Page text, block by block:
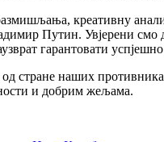
креативну
Путин. Увјерени
гарантовати
стране наших
и добрим жељама.